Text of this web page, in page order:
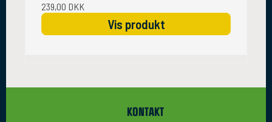
239,00 DKK
Vis produkt
KONTAKT